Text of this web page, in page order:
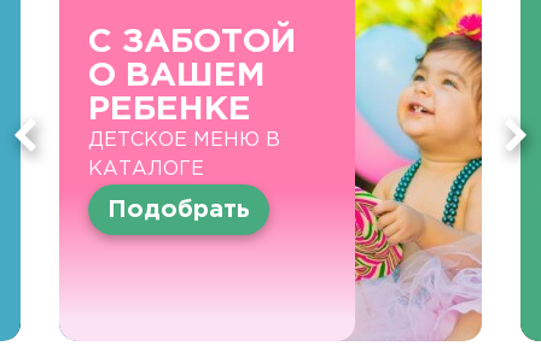
С ЗАБОТОЙ
О ВАШЕМ
РЕБЕНКЕ
ДЕТСКОЕ МЕНЮ В
КАТАЛОГЕ
Подобрать